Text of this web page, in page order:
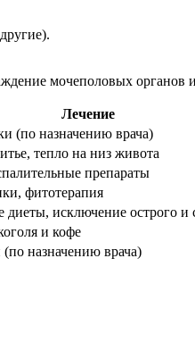
мочеполовых органов
Лечение
(по назначению врача)
тепло на низ живота
препараты
фитотерапия
диеты, исключение острого и
и кофе
назначению врача)